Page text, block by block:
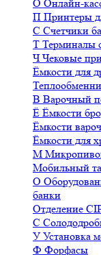
О Онлайн-
П Принтеры
С Счетчики
Т Терминалы
ЧЧековые
Ёмкости для
В Варочный
Ё Ёмкости
Ёмкости
Ёмкости для
М
Мобильный
О
банки
Отделение
С
У Установка
Ф Форфасы